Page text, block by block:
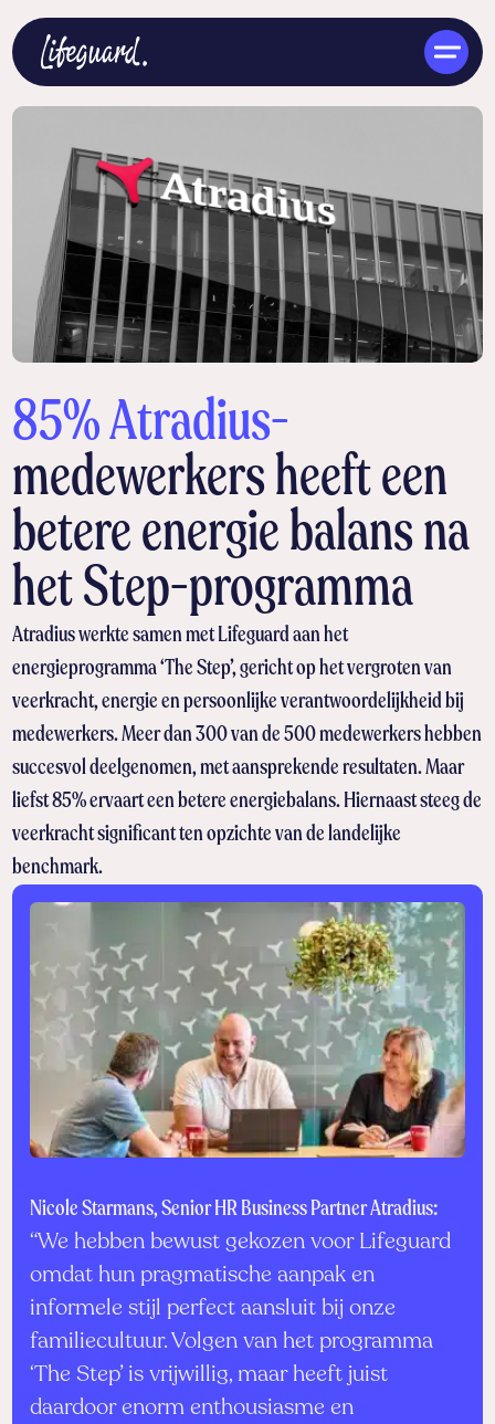
NL
85% Atradius-
medewerkers heeft een
betere energie balans na
het Step-programma
Atradius werkte samen met Lifeguard aan het
energieprogramma ‘The Step’, gericht op het vergroten van
veerkracht, energie en persoonlijke verantwoordelijkheid bij
medewerkers. Meer dan 300 van de 500 medewerkers hebben
succesvol deelgenomen, met aansprekende resultaten. Maar
liefst 85% ervaart een betere energiebalans. Hiernaast steeg de
veerkracht significant ten opzichte van de landelijke
benchmark.
Nicole Starmans, Senior HR Business Partner Atradius:
“We hebben bewust gekozen voor Lifeguard
omdat hun pragmatische aanpak en
informele stijl perfect aansluit bij onze
familiecultuur. Volgen van het programma
‘The Step’ is vrijwillig, maar heeft juist
daardoor enorm enthousiasme en